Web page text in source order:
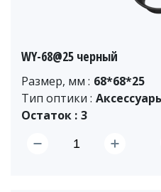
WY-68@25 черный
Размер, мм : 68*68*25
Тип оптики :
Остаток : 3